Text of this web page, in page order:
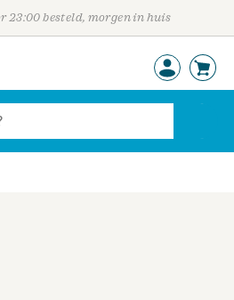
23:00 besteld, morgen in huis